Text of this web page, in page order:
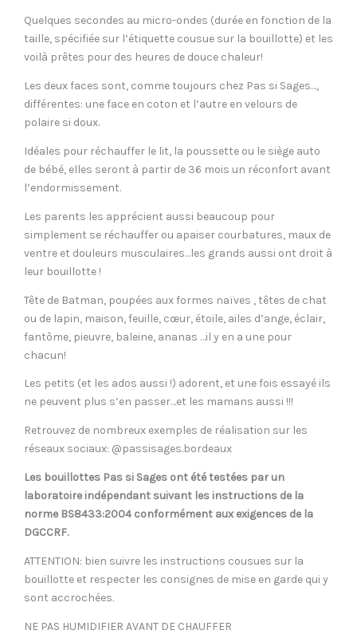
Quelques secondes au micro-ondes (durée en fonction de la
taille, spécifiée sur l’étiquette cousue sur la bouillotte) et les
voilà prêtes pour des heures de douce chaleur!
Les deux faces sont, comme toujours chez Pas si Sages…,
différentes: une face en coton et l’autre en velours de
polaire si doux.
Idéales pour réchauffer le lit, la poussette ou le siège auto
de bébé, elles seront à partir de 36 mois un réconfort avant
l’endormissement.
Les parents les apprécient aussi beaucoup pour
simplement se réchauffer ou apaiser courbatures, maux de
ventre et douleurs musculaires…les grands aussi ont droit à
leur bouillotte !
Tête de Batman, poupées aux formes naïves , têtes de chat
ou de lapin, maison, feuille, cœur, étoile, ailes d’ange, éclair,
fantôme, pieuvre, baleine, ananas …il y en a une pour
chacun!
Les petits (et les ados aussi !) adorent, et une fois essayé ils
ne peuvent plus s’en passer…et les mamans aussi !!!
Retrouvez de nombreux exemples de réalisation sur les
réseaux sociaux: @passisages.bordeaux
Les bouillottes Pas si Sages ont été testées par un
laboratoire indépendant suivant les instructions de la
norme BS8433:2004 conformément aux exigences de la
DGCCRF.
ATTENTION: bien suivre les instructions cousues sur la
bouillotte et respecter les consignes de mise en garde qui y
sont accrochées.
NE PAS HUMIDIFIER AVANT DE CHAUFFER